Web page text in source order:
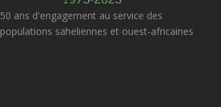
50 ans d'engagement au service des
populations saheliennes et ouest-africaines